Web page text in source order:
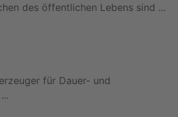
des öffentlichen Lebens sind ...
für Dauer- und